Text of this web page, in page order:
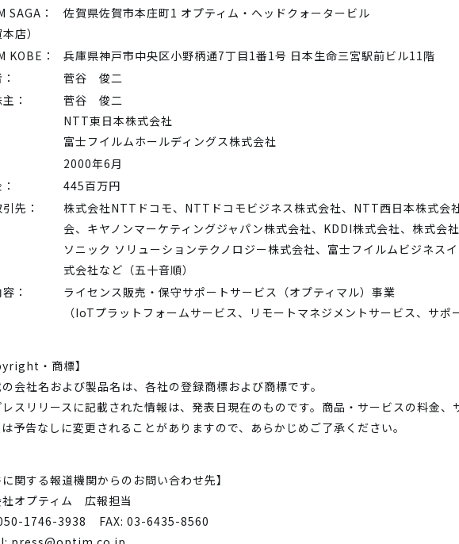
SAGA：
本店）
佐賀県佐賀市本庄町1 オプティム・ヘッドクォータービル
KOBE：
兵庫県神戸市中央区小野柄通7丁目1番1号 日本生命三宮駅前ビル11階
菅谷 俊二
：
菅谷 俊二
NTT東日本株式会社
富士フイルムホールディングス株式会社
2000年6月
445百万円
先：
株式会社NTTドコモ、NTTドコモビジネス株式会社、NTT西日本株式会
会、キヤノンマーケティングジャパン株式会社、KDDI株式会社、株式会
ソニック ソリューションテクノロジー株式会社、富士フイルムビジネス
式会社など（五十音順）
：
ライセンス販売・保守サポートサービス（オプティマル）事業
（IoTプラットフォームサービス、リモートマネジメントサービス、サポ
・商標】
会社名および製品名は、各社の登録商標および商標です。
スリリースに記載された情報は、発表日現在のものです。商品・サービスの料金
予告なしに変更されることがありますので、あらかじめご了承ください。
に関する報道機関からのお問い合わせ先】
社オプティム 広報担当
1746-3938
FAX: 03-6435-8560